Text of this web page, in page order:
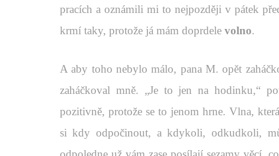
pracích a oznámili mi to nejpozději v pátek
krmí taky, protože já mám doprdele volno.
A aby toho nebylo málo, pana M. opět
zaháčkoval mně. „Je to jen na hodinku,“
pozitivně, protože se to jenom hrne. Vlna,
si kdy odpočinout, a kdykoli, odkudkoli,